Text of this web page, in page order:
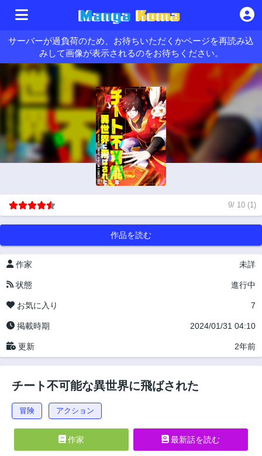
サーバーが過負荷のため、お待ちいただくかページを再読み込
みして画像が表示されるのをお待ちください。
9/ 10 (1)
作品を読む
作家 未詳
状態 進行中
お気に入り 7
掲載時期 2024/01/31 04:10
更新 2年前
チート不可能な異世界に飛ばされた
冒険 アクション
作家 最新話を読む